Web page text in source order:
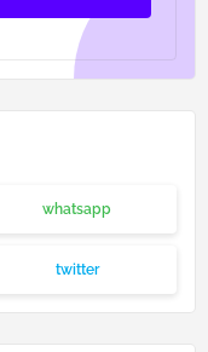
whatsapp
twitter